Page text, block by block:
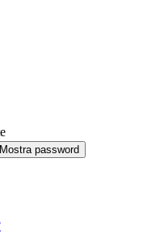
Mostra password